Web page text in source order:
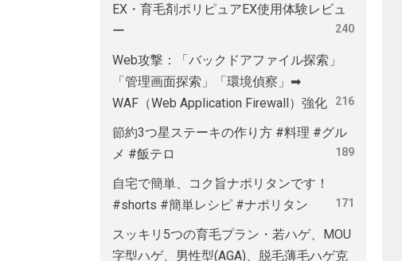
EX・育毛剤ポリピュアEX使用体験レビュ
ー
240
Web攻撃：「バックドアファイル探索」
「管理画面探索」「環境偵察」➡
WAF（Web Application Firewall）強化
216
節約3つ星ステーキの作り方 #料理 #グル
メ #飯テロ
189
自宅で簡単、コク旨ナポリタンです！
#shorts #簡単レシピ #ナポリタン
171
スッキリ5つの育毛プラン・若ハゲ、MOU
字型ハゲ、男性型(AGA)、脱毛薄毛ハゲ克